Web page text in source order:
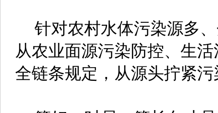
针对农村水体污染源多
从农业面源污染防控、生
全链条规定，从源头拧紧污